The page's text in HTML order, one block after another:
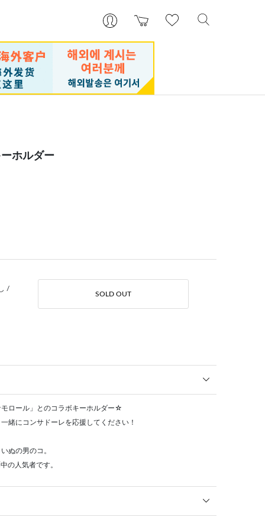
ホルダー
/
SOLD OUT
ロール」とのコラボキーホルダー☆
緒にコンサドーレを応援してください！
ぬの男のコ。
の人気者です。